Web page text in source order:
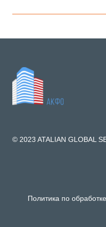
© 2023 ATALIAN GLOBAL
Политика по